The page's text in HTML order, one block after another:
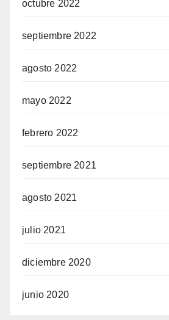
octubre 2022
septiembre 2022
agosto 2022
mayo 2022
febrero 2022
septiembre 2021
agosto 2021
julio 2021
diciembre 2020
junio 2020